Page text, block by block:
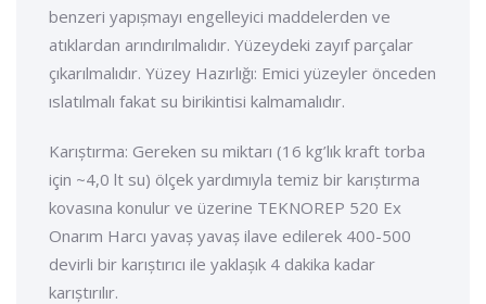
benzeri yapıșmayı engelleyici maddelerden ve
atıklardan arındırılmalıdır. Yüzeydeki zayıf parçalar
çıkarılmalıdır. Yüzey Hazırlığı: Emici yüzeyler önceden
ıslatılmalı fakat su birikintisi kalmamalıdır.
Karıștırma: Gereken su miktarı (16 kg’lık kraft torba
için ~4,0 lt su) ölçek yardımıyla temiz bir karıștırma
kovasına konulur ve üzerine TEKNOREP 520 Ex
Onarım Harcı yavaș yavaș ilave edilerek 400-500
devirli bir karıștırıcı ile yaklașık 4 dakika kadar
karıștırılır.